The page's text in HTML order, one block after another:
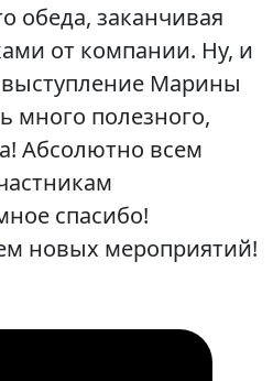
обеда, заканчивая
от компании. Ну, и
Марины
много полезного,
Абсолютно всем
спасибо!
новых мероприятий!